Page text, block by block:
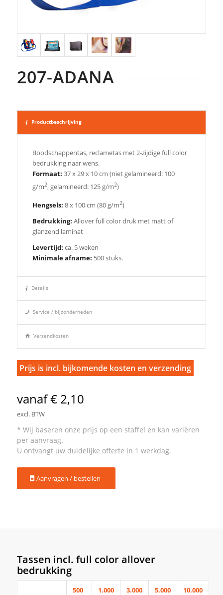
207-ADANA
Productbeschrijving
Boodschappentas, reclametas met 2-zijdige full color
bedrukking naar wens.
Formaat: 37 x 29 x 10 cm (niet gelamineerd: 100
g/m2, gelamineerd: 125 g/m2)
Hengsels: 8 x 100 cm (80 g/m2)
Bedrukking: Allover full color druk met matt of
glanzend laminat
Levertijd: ca. 5 weken
Minimale afname: 500 stuks.
Details
Service / bijzonderheden
Verzendkosten
Prijs is incl. bijkomende kosten en verzending
vanaf € 2,10
excl. BTW
Aanvragen / bestellen
Tassen incl. full color allover
bedrukking
500 1.000 3.000 5.000 10.000